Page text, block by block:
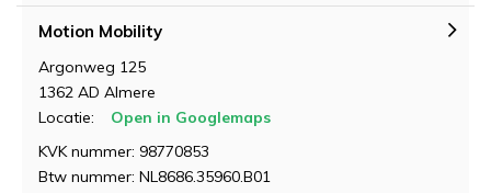
Motion Mobility
Argonweg 125
1362 AD Almere
Locatie:
Open in Googlemaps
KVK nummer: 98770853
Btw nummer: NL8686.35960.B01